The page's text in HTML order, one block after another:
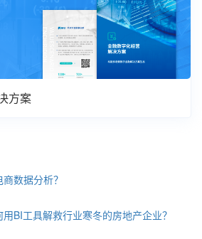
方案
数据分析？
BI工具解救行业寒冬的房地产企业？